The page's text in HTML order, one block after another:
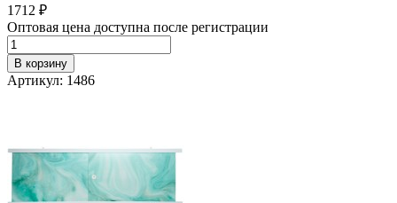
1712 ₽
Оптовая цена доступна после регистрации
В корзину
Артикул: 1486